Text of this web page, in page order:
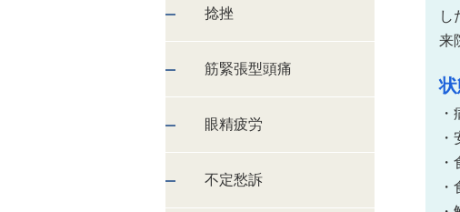
捻挫
筋緊張型頭痛
眼精疲労
不定愁訴
し
来